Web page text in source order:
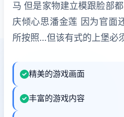
马 但是家物建立模跟脸部
庆倾心思潘金莲 因为官面
所按照…但该有式的上堡必
精美的游戏画面
丰富的游戏内容